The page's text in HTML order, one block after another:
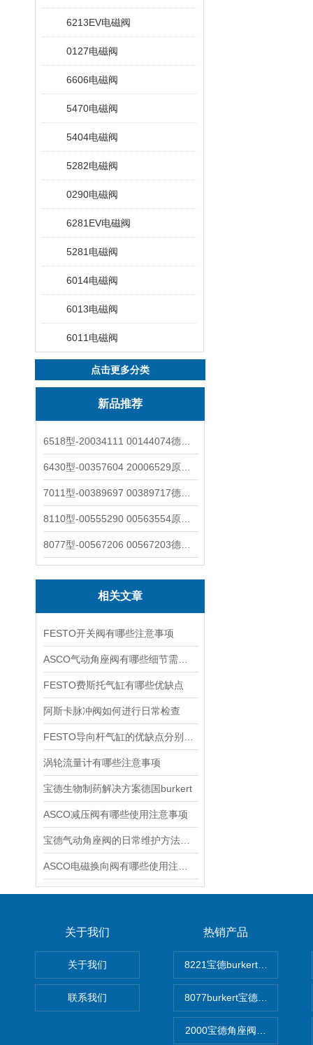
6213EV电磁阀
0127电磁阀
6606电磁阀
5470电磁阀
5404电磁阀
5282电磁阀
0290电磁阀
6281EV电磁阀
5281电磁阀
6014电磁阀
6013电磁阀
6011电磁阀
点击更多分类
新品推荐
相关文章
FESTO开关阀有哪些注意事项
FESTO费斯托气缸有哪些优缺点
阿斯卡脉冲阀如何进行日常检查
涡轮流量计有哪些注意事项
宝德生物制药解决方案德国burkert
ASCO减压阀有哪些使用注意事项
关于我们
关于我们
联系我们
热销产品
8221宝德burkert电导率探头
8077burkert宝德椭圆齿轮脉
2000宝德角座阀德国宝帝